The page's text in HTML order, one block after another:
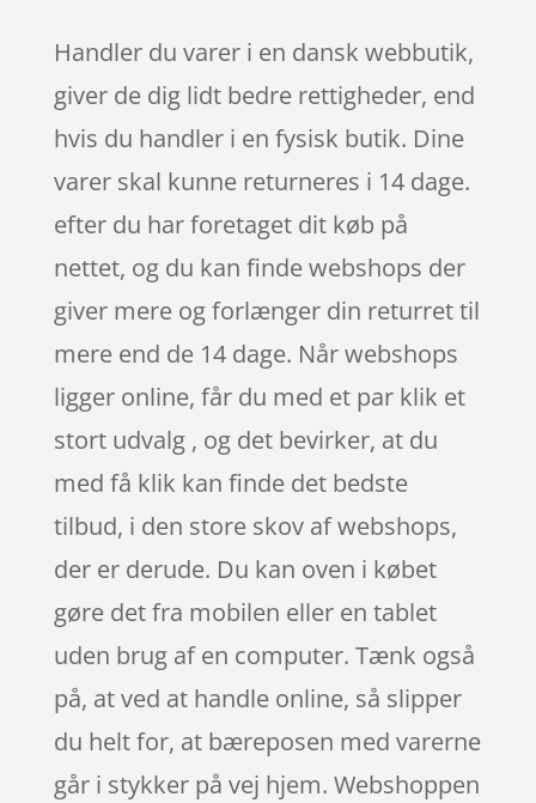
Handler du varer i en dansk webbutik,
giver de dig lidt bedre rettigheder, end
hvis du handler i en fysisk butik. Dine
varer skal kunne returneres i 14 dage.
efter du har foretaget dit køb på
nettet, og du kan finde webshops der
giver mere og forlænger din returret til
mere end de 14 dage. Når webshops
ligger online, får du med et par klik et
stort udvalg , og det bevirker, at du
med få klik kan finde det bedste
tilbud, i den store skov af webshops,
der er derude. Du kan oven i købet
gøre det fra mobilen eller en tablet
uden brug af en computer. Tænk også
på, at ved at handle online, så slipper
du helt for, at bæreposen med varerne
går i stykker på vej hjem. Webshoppen